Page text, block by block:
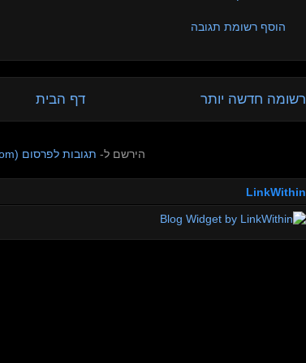
הוסף רשומת תגובה
רשומה חדשה יותר דף הבית
הירשם ל- תגובות לפרסום (Atom)
LinkWithin